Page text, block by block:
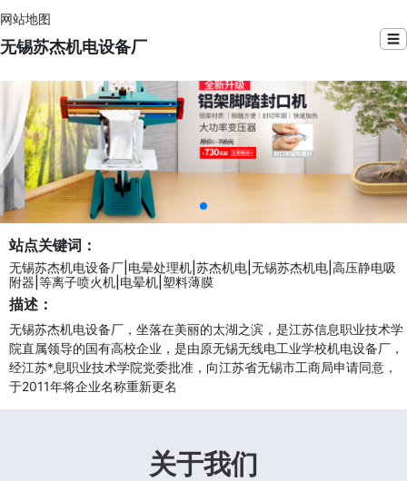
网站地图
无锡苏杰机电设备厂 ☰
站点关键词：
无锡苏杰机电设备厂|电晕处理机|苏杰机电|无锡苏杰机电|高压静电吸
附器|等离子喷火机|电晕机|塑料薄膜
描述：
无锡苏杰机电设备厂，坐落在美丽的太湖之滨，是江苏信息职业技术学
院直属领导的国有高校企业，是由原无锡无线电工业学校机电设备厂，
经江苏*息职业技术学院党委批准，向江苏省无锡市工商局申请同意，
于2011年将企业名称重新更名
关于我们